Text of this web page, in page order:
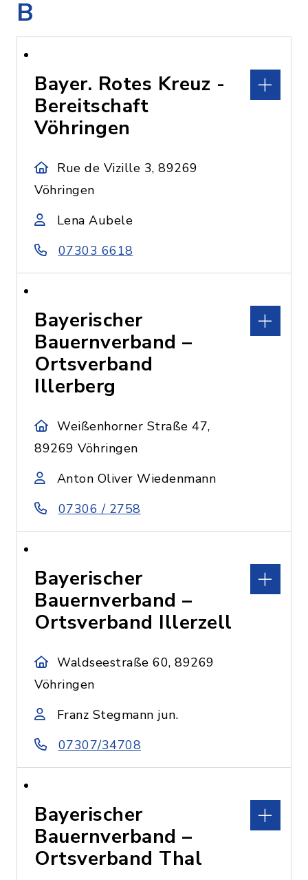
B
Bayer. Rotes Kreuz -
Bereitschaft
Vöhringen
Rue de Vizille 3, 89269
Vöhringen
Lena Aubele
07303 6618
Bayerischer
Bauernverband –
Ortsverband
Illerberg
Weißenhorner Straße 47,
89269 Vöhringen
Anton Oliver Wiedenmann
07306 / 2758
Bayerischer
Bauernverband –
Ortsverband Illerzell
Waldseestraße 60, 89269
Vöhringen
Franz Stegmann jun.
07307/34708
Bayerischer
Bauernverband –
Ortsverband Thal